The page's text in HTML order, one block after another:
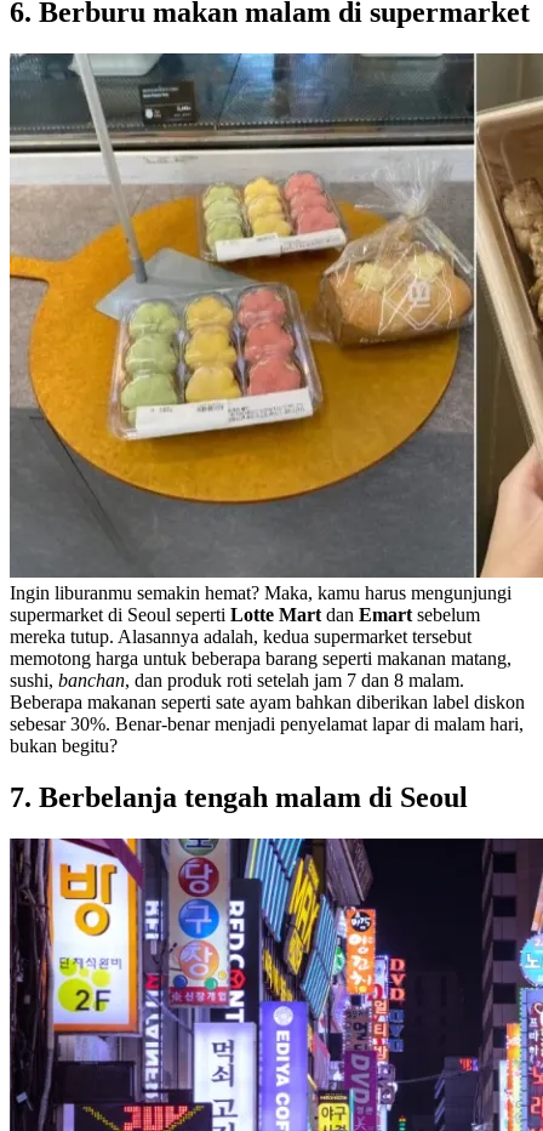
6. Berburu makan malam di supermarket
Ingin liburanmu semakin hemat? Maka, kamu harus mengunjungi
supermarket di Seoul seperti Lotte Mart dan Emart sebelum
mereka tutup. Alasannya adalah, kedua supermarket tersebut
memotong harga untuk beberapa barang seperti makanan matang,
sushi, banchan, dan produk roti setelah jam 7 dan 8 malam.
Beberapa makanan seperti sate ayam bahkan diberikan label diskon
sebesar 30%. Benar-benar menjadi penyelamat lapar di malam hari,
bukan begitu?
7. Berbelanja tengah malam di Seoul